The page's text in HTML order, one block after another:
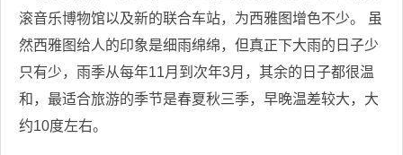
滚音乐博物馆以及新的联合车站，为西雅图增色不少。 虽
然西雅图给人的印象是细雨绵绵，但真正下大雨的日子少
只有少，雨季从每年11月到次年3月，其余的日子都很温
和，最适合旅游的季节是春夏秋三季，早晚温差较大，大
约10度左右。